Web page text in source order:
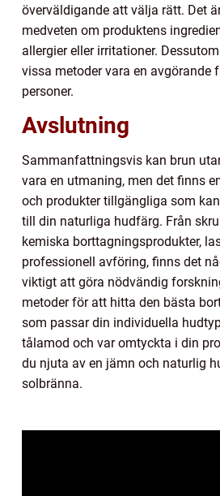
överväldigande att välja rätt. Det
medveten om produktens
allergier eller irritationer.
vissa metoder vara en avgörande
personer.
Avslutning
Sammanfattningsvis kan brun
vara en utmaning, men det finns
och produkter tillgängliga som
till din naturliga hudfärg. Från
kemiska borttagningsprodukter,
professionell avföring, finns det
viktigt att göra nödvändig
metoder för att hitta den bästa
som passar din individuella
tålamod och var omtyckta i din
du njuta av en jämn och naturlig
solbränna.